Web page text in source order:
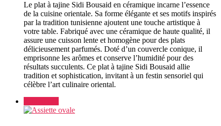
Le plat à tajine Sidi Bousaid en céramique incarne l’essence
de la cuisine orientale. Sa forme élégante et ses motifs inspirés
par la tradition tunisienne ajoutent une touche artistique à
votre table. Fabriqué avec une céramique de haute qualité, il
assure une cuisson lente et homogène pour des plats
délicieusement parfumés. Doté d’un couvercle conique, il
emprisonne les arômes et conserve l’humidité pour des
résultats succulents. Ce plat à tajine Sidi Bousaid allie
tradition et sophistication, invitant à un festin sensoriel qui
célèbre l’art culinaire oriental.